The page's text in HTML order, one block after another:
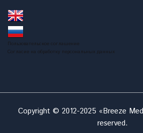
Пользовательское соглашение
Согласие на обработку персональных данных
Copyright © 2012-2025 «Breeze
reserved.